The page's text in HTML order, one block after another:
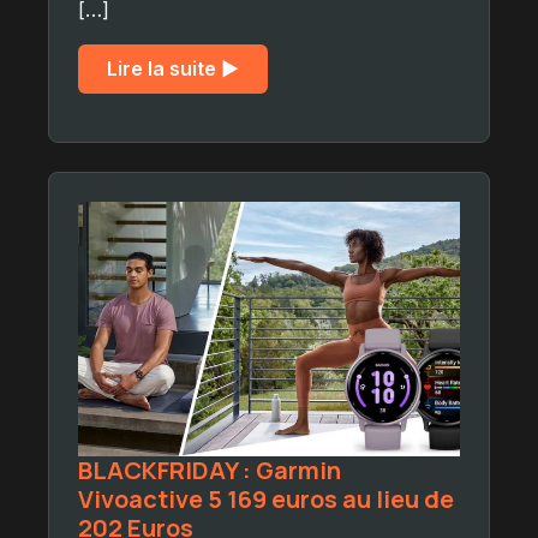
[…]
Lire la suite ▶︎
BLACKFRIDAY : Garmin
Vivoactive 5 169 euros au lieu de
202 Euros